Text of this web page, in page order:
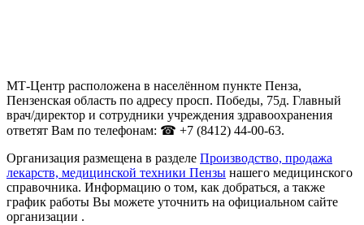
МТ-Центр расположена в населённом пункте Пенза,
Пензенская область по адресу просп. Победы, 75д. Главный
врач/директор и сотрудники учреждения здравоохранения
ответят Вам по телефонам: ☎ +7 (8412) 44-00-63.
Организация размещена в разделе Производство, продажа
лекарств, медицинской техники Пензы нашего медицинского
справочника. Информацию о том, как добраться, а также
график работы Вы можете уточнить на официальном сайте
организации .